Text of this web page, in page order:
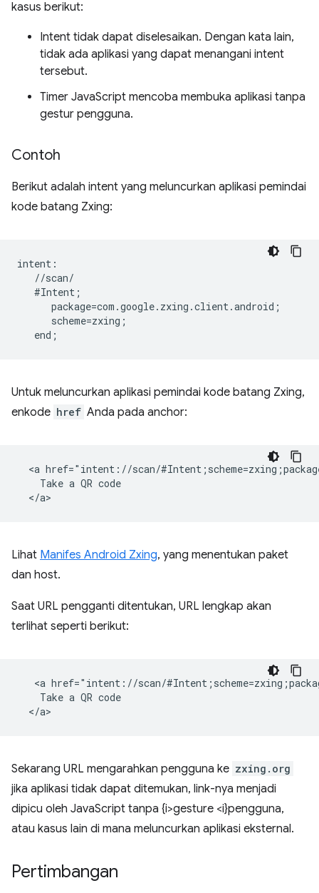
kasus berikut:
Intent tidak dapat diselesaikan. Dengan kata lain,
tidak ada aplikasi yang dapat menangani intent
tersebut.
Timer JavaScript mencoba membuka aplikasi tanpa
gestur pengguna.
Contoh
Berikut adalah intent yang meluncurkan aplikasi pemindai
kode batang Zxing:
intent:
   //scan/
   #Intent;
      package=com.google.zxing.client.android;
      scheme=zxing;
Untuk meluncurkan aplikasi pemindai kode batang Zxing,
enkode href Anda pada anchor:
<a href="intent://scan/
    Take a QR code
Lihat Manifes Android Zxing, yang menentukan paket
dan host.
Saat URL pengganti ditentukan, URL lengkap akan
terlihat seperti berikut:
<a href="intent://scan/
    Take a QR code
Sekarang URL mengarahkan pengguna ke zxing.org
jika aplikasi tidak dapat ditemukan, link-nya menjadi
dipicu oleh JavaScript tanpa {i>gesture <i}pengguna,
atau kasus lain di mana meluncurkan aplikasi eksternal.
Pertimbangan